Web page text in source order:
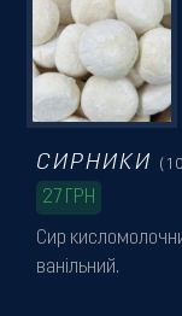
Сир
ванільний.
СИРНИКИ
27 ГРН